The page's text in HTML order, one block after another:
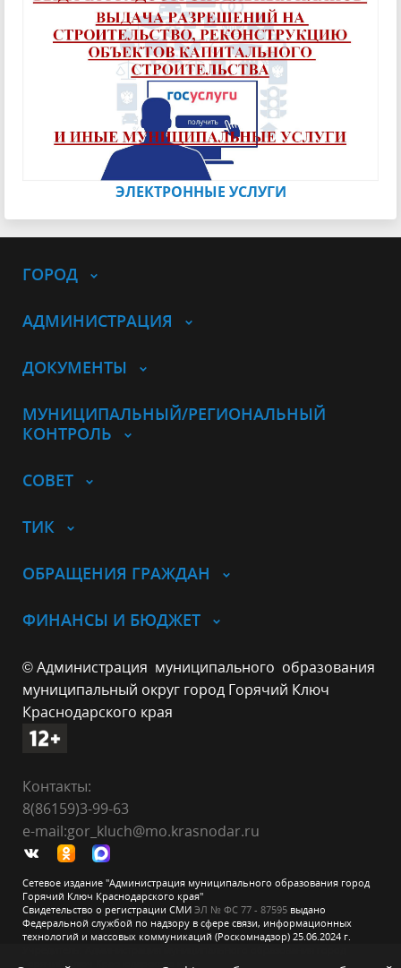
ЭЛЕКТРОННЫЕ УСЛУГИ
ГОРОД
АДМИНИСТРАЦИЯ
ДОКУМЕНТЫ
МУНИЦИПАЛЬНЫЙ/РЕГИОНАЛЬНЫЙ
КОНТРОЛЬ
СОВЕТ
ТИК
ОБРАЩЕНИЯ ГРАЖДАН
ФИНАНСЫ И БЮДЖЕТ
© Администрация муниципального образования
муниципальный округ город Горячий Ключ
Краснодарского края
Контакты:
8(86159)3-99-63
e-mail:gor_kluch@mo.krasnodar.ru
Сетевое издание "Администрация муниципального образования город
Горячий Ключ Краснодарского края"
Свидетельство о регистрации СМИ ЭЛ № ФС 77 - 87595 выдано
Федеральной службой по надзору в сфере связи, информационных
технологий и массовых коммуникаций (Роскомнадзор) 25.06.2024 г.